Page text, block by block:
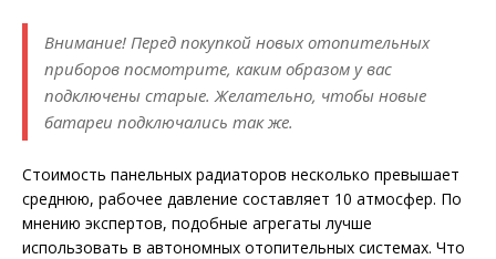
Внимание! Перед покупкой новых отопительных
приборов посмотрите, каким образом у вас
подключены старые. Желательно, чтобы новые
батареи подключались так же.
Стоимость панельных радиаторов несколько превышает
среднюю, рабочее давление составляет 10 атмосфер. По
мнению экспертов, подобные агрегаты лучше
использовать в автономных отопительных системах. Что